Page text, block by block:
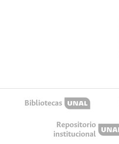
Bibliotecas
Repositorio
institucional